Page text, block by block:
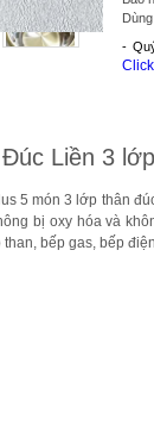
-
Liền 3
5 món 3 lớp thân
bị oxy hóa và
bếp gas, bếp